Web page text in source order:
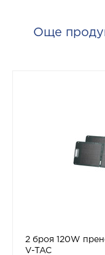
Още
2 броя 120W
V-TAC